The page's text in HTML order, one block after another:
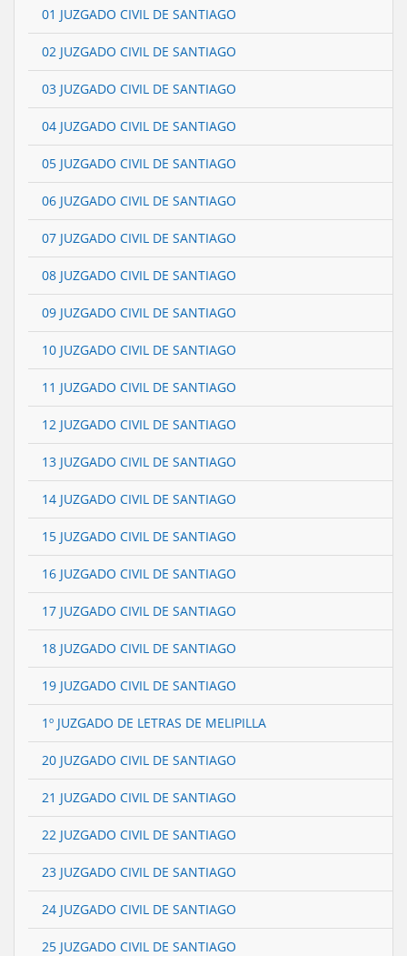
01 JUZGADO CIVIL DE SANTIAGO
02 JUZGADO CIVIL DE SANTIAGO
03 JUZGADO CIVIL DE SANTIAGO
04 JUZGADO CIVIL DE SANTIAGO
05 JUZGADO CIVIL DE SANTIAGO
06 JUZGADO CIVIL DE SANTIAGO
07 JUZGADO CIVIL DE SANTIAGO
08 JUZGADO CIVIL DE SANTIAGO
09 JUZGADO CIVIL DE SANTIAGO
10 JUZGADO CIVIL DE SANTIAGO
11 JUZGADO CIVIL DE SANTIAGO
12 JUZGADO CIVIL DE SANTIAGO
13 JUZGADO CIVIL DE SANTIAGO
14 JUZGADO CIVIL DE SANTIAGO
15 JUZGADO CIVIL DE SANTIAGO
16 JUZGADO CIVIL DE SANTIAGO
17 JUZGADO CIVIL DE SANTIAGO
18 JUZGADO CIVIL DE SANTIAGO
19 JUZGADO CIVIL DE SANTIAGO
1º JUZGADO DE LETRAS DE MELIPILLA
20 JUZGADO CIVIL DE SANTIAGO
21 JUZGADO CIVIL DE SANTIAGO
22 JUZGADO CIVIL DE SANTIAGO
23 JUZGADO CIVIL DE SANTIAGO
24 JUZGADO CIVIL DE SANTIAGO
25 JUZGADO CIVIL DE SANTIAGO